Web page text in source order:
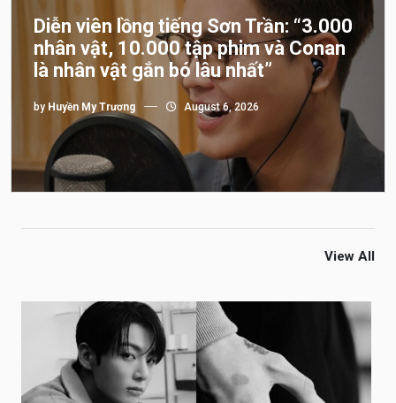
Diễn viên lồng tiếng Sơn Trần: “3.000
nhân vật, 10.000 tập phim và Conan
là nhân vật gắn bó lâu nhất”
by Huyền My Trương August 6, 2026
View All